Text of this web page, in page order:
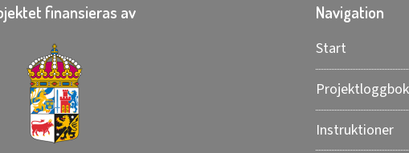
finansieras av Navigation
Start
Projektloggbok
Instruktioner